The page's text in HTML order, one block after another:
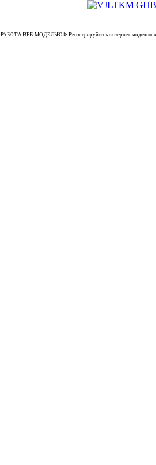
РАБОТА ВЕБ-МОДЕЛЬЮ ᐉ Регистрируйтесь интернет-моделью в